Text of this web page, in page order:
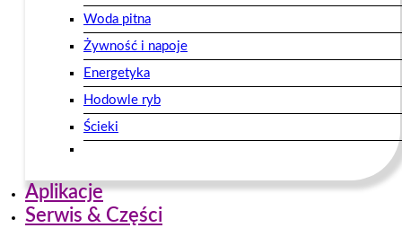
Woda pitna
Żywność i napoje
Energetyka
Hodowle ryb
Ścieki
Aplikacje
Serwis & Części